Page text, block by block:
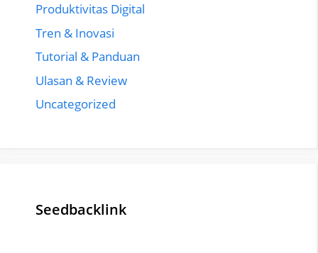
Produktivitas Digital
Tren & Inovasi
Tutorial & Panduan
Ulasan & Review
Uncategorized
Seedbacklink